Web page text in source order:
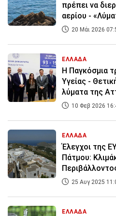
πρέπει να
αερίου -
20 Μάι 2026
ΕΛΛΑΔΑ
Η Παγκόσμια
Υγείας -
λύματα της
10 Φεβ 2026
ΕΛΛΑΔΑ
Έλεγχοι της
Πάτμου:
25 Αυγ 2025
ΕΛΛΑΔΑ